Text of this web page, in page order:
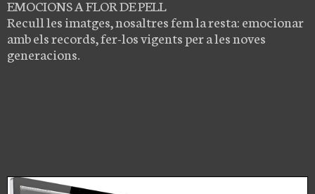
EMOCIONS A FLOR DE PELL
Recull les imatges, nosaltres fem la resta: emocionar
amb els records, fer-los vigents per a les noves
generacions.